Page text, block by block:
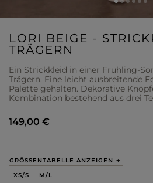
LORI BEIGE -
TRÄGERN
Ein Strickkleid in einer Frühling-
Trägern. Eine leicht ausbreitende
Palette gehalten. Dekorative
Kombination bestehend aus drei
GRÖSSENTABELLE ANZEIGEN
XS/S
M/L
149,00 €